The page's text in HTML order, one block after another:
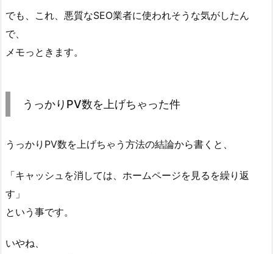
でも、これ、悪質なSEO業者に使われそうな気がしたん
で、
メモっときます。
うっかりPV数を上げちゃった件
うっかりPV数を上げちゃう方法の結論から書くと、
「キャッシュを消しては、ホームページを見るを繰り返
す」
という事です。
いやね、